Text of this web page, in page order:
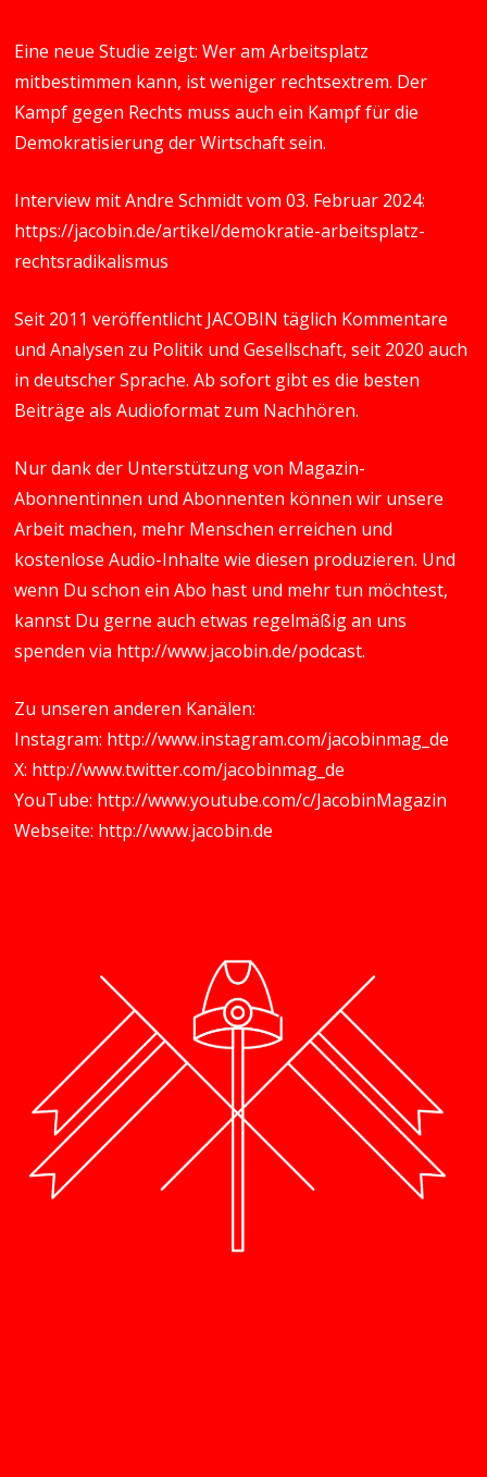
Eine neue Studie zeigt: Wer am Arbeitsplatz
mitbestimmen kann, ist weniger rechtsextrem. Der
Kampf gegen Rechts muss auch ein Kampf für die
Demokratisierung der Wirtschaft sein.
Interview mit Andre Schmidt vom 03. Februar 2024:
https://jacobin.de/artikel/demokratie-arbeitsplatz-
rechtsradikalismus
Seit 2011 veröffentlicht JACOBIN täglich Kommentare
und Analysen zu Politik und Gesellschaft, seit 2020 auch
in deutscher Sprache. Ab sofort gibt es die besten
Beiträge als Audioformat zum Nachhören.
Nur dank der Unterstützung von Magazin-
Abonnentinnen und Abonnenten können wir unsere
Arbeit machen, mehr Menschen erreichen und
kostenlose Audio-Inhalte wie diesen produzieren. Und
wenn Du schon ein Abo hast und mehr tun möchtest,
kannst Du gerne auch etwas regelmäßig an uns
spenden via http://www.jacobin.de/podcast.
Zu unseren anderen Kanälen:
Instagram: http://www.instagram.com/jacobinmag_de
X: http://www.twitter.com/jacobinmag_de
YouTube: http://www.youtube.com/c/JacobinMagazin
Webseite: http://www.jacobin.de